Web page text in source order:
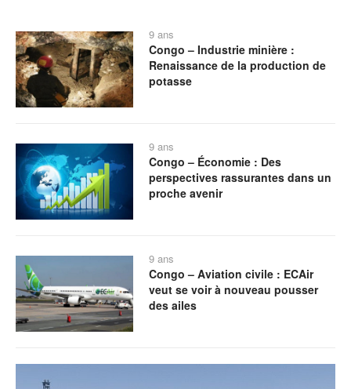
9 ans
Congo – Industrie minière :
Renaissance de la production de
potasse
9 ans
Congo – Économie : Des
perspectives rassurantes dans un
proche avenir
9 ans
Congo – Aviation civile : ECAir
veut se voir à nouveau pousser
des ailes